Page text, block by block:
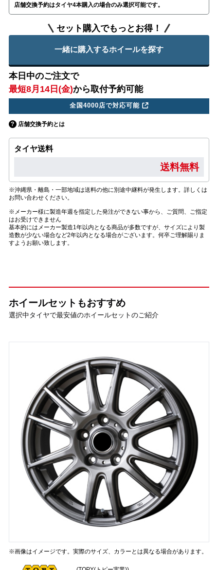
店舗交換予約はタイヤ4本購入の場合のみ選択可能です。
セット購入でもっとお得！
一緒に購入するホイールを探す
本日中のご注文で
最短8月14日(金)から取付予約可能
全国4000店で対応可能
店舗交換予約とは
タイヤ送料
送料無料
※沖縄県・離島・一部地域は送料の他に別途中継料が発生します。詳しくは
お問い合わせください。
※メーカー様に製造年週を指定した発注ができない事から、ご質問、ご指定
はお受けできません
基本的にはメーカー製造1年以内となる商品が多数ですが、サイズにより製
造数が少ない場合など2年以内となる場合がございます。何卒ご理解賜りま
すようお願い致します。
ホイールセットもおすすめ
選択中タイヤで最安値のホイールセットのご紹介
※画像はイメージです。実際のサイズ、カラーとは異なる場合があります。